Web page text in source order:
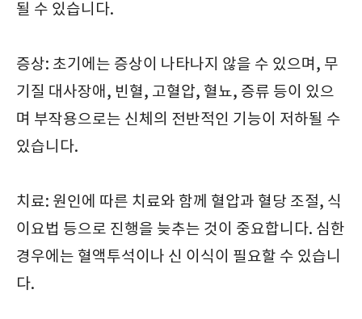
될 수 있습니다.
증상: 초기에는 증상이 나타나지 않을 수 있으며, 무
기질 대사장애, 빈혈, 고혈압, 혈뇨, 증류 등이 있으
며 부작용으로는 신체의 전반적인 기능이 저하될 수
있습니다.
치료: 원인에 따른 치료와 함께 혈압과 혈당 조절, 식
이요법 등으로 진행을 늦추는 것이 중요합니다. 심한
경우에는 혈액투석이나 신 이식이 필요할 수 있습니
다.